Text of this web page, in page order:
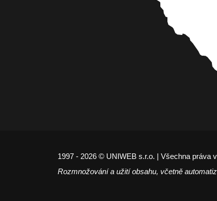
1997 - 2026 © UNIWEB s.r.o. | Všechna práva
Rozmnožování a užití obsahu, včetně